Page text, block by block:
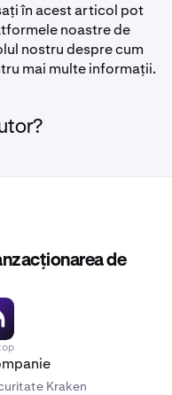
în acest articol pot
noastre de
nostru despre cum
mai multe informații.
de
Kraken